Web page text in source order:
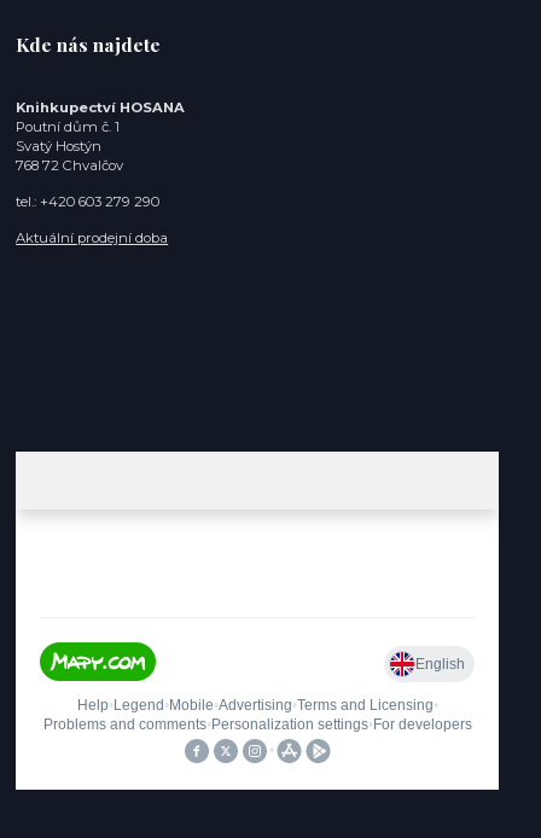
Kde nás najdete
Knihkupectví HOSANA
Poutní dům č. 1
Svatý Hostýn
768 72 Chvalčov
tel.: +420 603 279 290
Aktuální prodejní doba